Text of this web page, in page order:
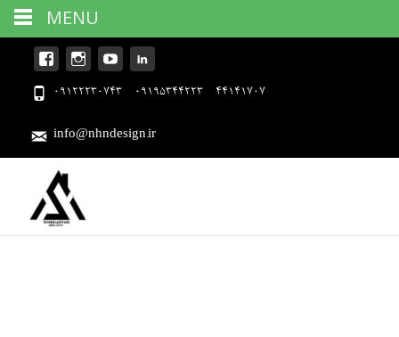
09122230743 - 09195344223 - 44141707
info@nhndesign.ir
MENU